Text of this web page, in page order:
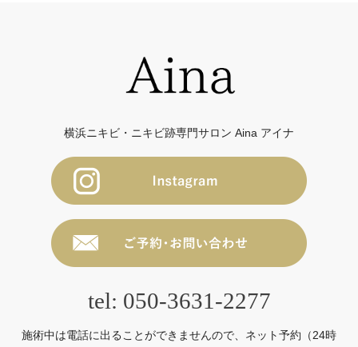
横浜ニキビ・ニキビ跡専門サロン Aina アイナ
tel: 050-3631-2277
施術中は電話に出ることができませんので、ネット予約（24時